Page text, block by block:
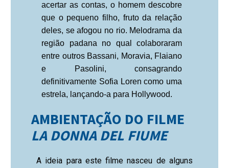
acertar as contas, o homem descobre
que o pequeno filho, fruto da relação
deles, se afogou no rio. Melodrama da
região padana no qual colaboraram
entre outros Bassani, Moravia, Flaiano
e Pasolini, consagrando
definitivamente Sofia Loren como uma
estrela, lançando-a para Hollywood.
AMBIENTAÇÃO DO FILME
LA DONNA DEL FIUME
A ideia para este filme nasceu de alguns